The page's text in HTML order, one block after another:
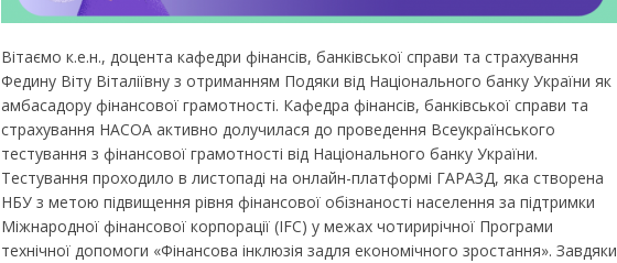
Вітаємо к.е.н., доцента кафедри фінансів, банківської справи та страхування
Федину Віту Віталіївну з отриманням Подяки від Національного банку України як
амбасадору фінансової грамотності. Кафедра фінансів, банківської справи та
страхування НАСОА активно долучилася до проведення Всеукраїнського
тестування з фінансової грамотності від Національного банку України.
Тестування проходило в листопаді на онлайн-платформі ГАРАЗД, яка створена
НБУ з метою підвищення рівня фінансової обізнаності населення за підтримки
Міжнародної фінансової корпорації (IFC) у межах чотирирічної Програми
технічної допомоги «Фінансова інклюзія задля економічного зростання». Завдяки